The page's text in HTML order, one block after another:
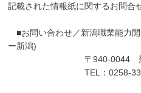
記載された情報紙に関するお問合
■お問い合わせ／新潟職業能力
ー新潟)
〒940-0044 新潟県長
TEL：0258-33-2745(